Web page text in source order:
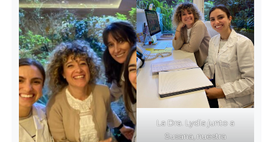
La Dra. Lydia junto a
Susana, nuestra